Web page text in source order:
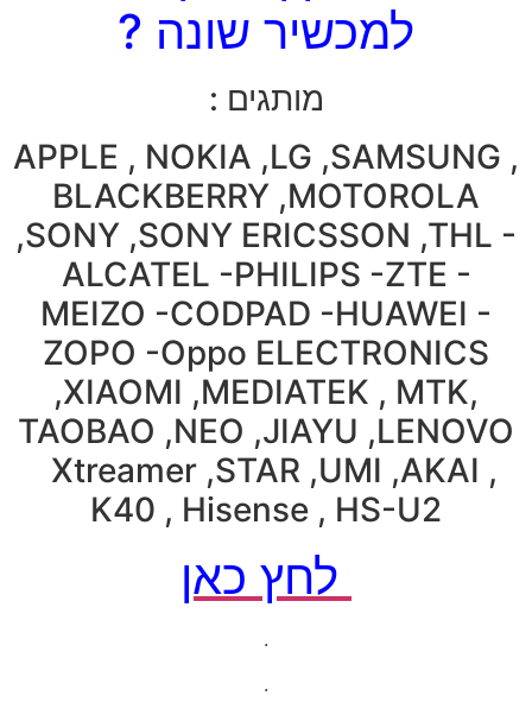
למכשיר שונה ?
מותגים :
APPLE , NOKIA ,LG ,SAMSUNG ,
BLACKBERRY ,MOTOROLA
,SONY ,SONY ERICSSON ,THL -
ALCATEL -PHILIPS -ZTE -
MEIZO -CODPAD -HUAWEI -
ZOPO -Oppo ELECTRONICS
,XIAOMI ,MEDIATEK , MTK,
TAOBAO ,NEO ,JIAYU ,LENOVO
Xtreamer ,STAR ,UMI ,AKAI ,
K40 , Hisense , HS-U2
לחץ כאן
.
.